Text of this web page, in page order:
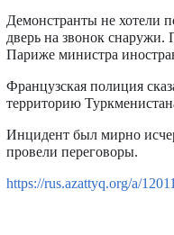
Демонстранты не хотели
дверь на звонок
Париже министра
Французская полиция
территорию
Инцидент был мирно
провели переговоры.
https://rus.azattyq.org/a/